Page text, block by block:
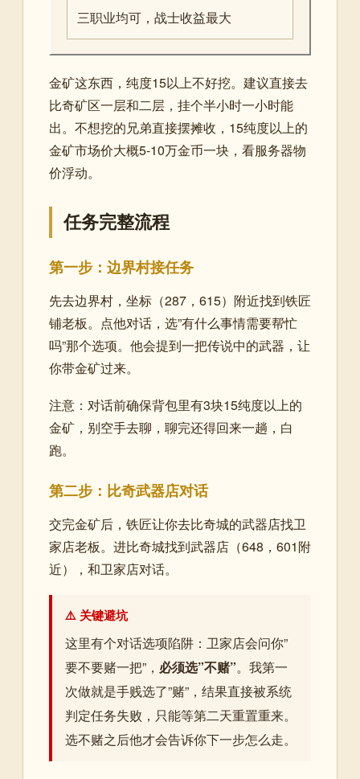
三职业均可，战士收益最大
金矿这东西，纯度15以上不好挖。建议直接去
比奇矿区一层和二层，挂个半小时一小时能
出。不想挖的兄弟直接摆摊收，15纯度以上的
金矿市场价大概5-10万金币一块，看服务器物
价浮动。
任务完整流程
第一步：边界村接任务
先去边界村，坐标（287，615）附近找到铁匠
铺老板。点他对话，选”有什么事情需要帮忙
吗”那个选项。他会提到一把传说中的武器，让
你带金矿过来。
注意：对话前确保背包里有3块15纯度以上的
金矿，别空手去聊，聊完还得回来一趟，白
跑。
第二步：比奇武器店对话
交完金矿后，铁匠让你去比奇城的武器店找卫
家店老板。进比奇城找到武器店（648，601附
近），和卫家店对话。
⚠️ 关键避坑
这里有个对话选项陷阱：卫家店会问你”
要不要赌一把”， 必须选”不赌”。我第一
次做就是手贱选了”赌”，结果直接被系统
判定任务失败，只能等第二天重置重来。
选不赌之后他才会告诉你下一步怎么走。